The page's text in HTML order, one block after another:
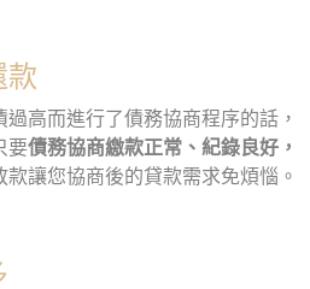
款
高而進行了債務協商程序的話，
要債務協商繳款正常、紀錄良好，
款讓您協商後的貸款需求免煩惱。